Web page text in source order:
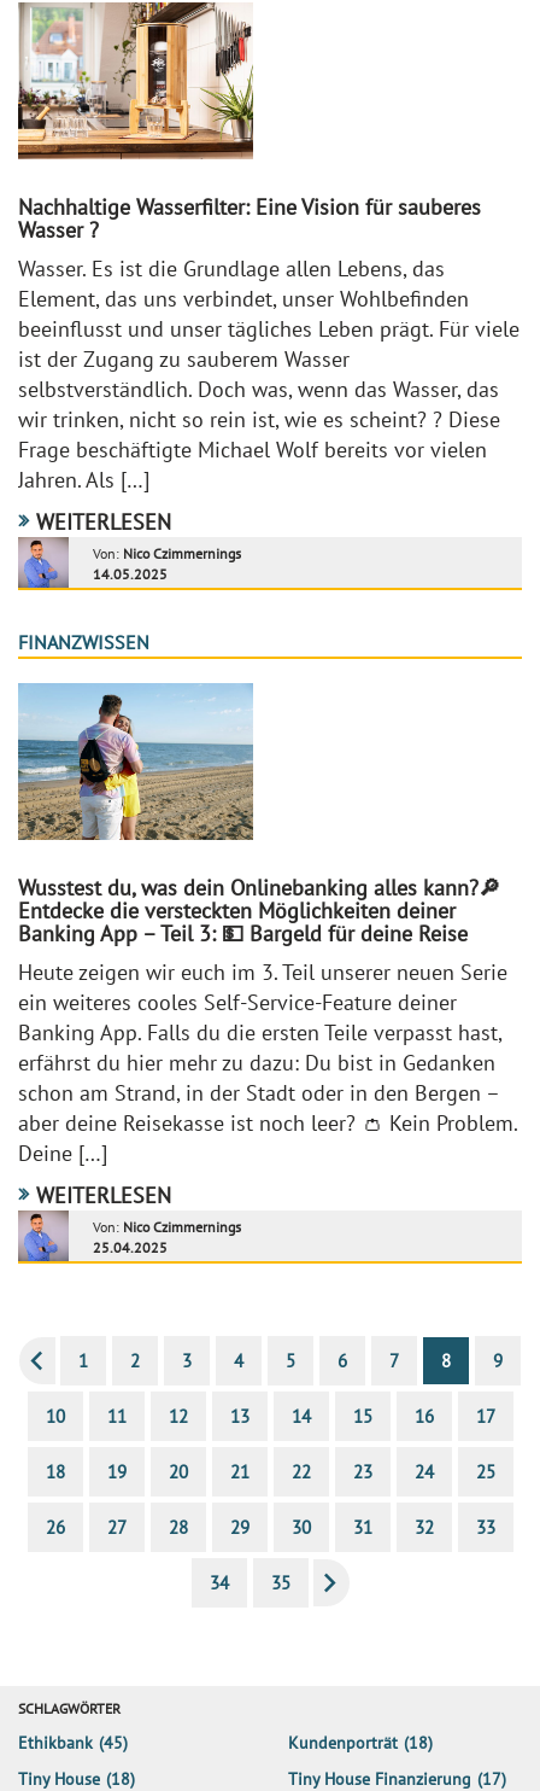
Nachhaltige Wasserfilter: Eine Vision für sauberes
Wasser ?
Wasser. Es ist die Grundlage allen Lebens, das
Element, das uns verbindet, unser Wohlbefinden
beeinflusst und unser tägliches Leben prägt. Für viele
ist der Zugang zu sauberem Wasser
selbstverständlich. Doch was, wenn das Wasser, das
wir trinken, nicht so rein ist, wie es scheint? ? Diese
Frage beschäftigte Michael Wolf bereits vor vielen
Jahren. Als […]
WEITERLESEN
Von: Nico Czimmernings
14.05.2025
FINANZWISSEN
Wusstest du, was dein Onlinebanking alles kann?🔎
Entdecke die versteckten Möglichkeiten deiner
Banking App – Teil 3: 💵 Bargeld für deine Reise
Heute zeigen wir euch im 3. Teil unserer neuen Serie
ein weiteres cooles Self-Service-Feature deiner
Banking App. Falls du die ersten Teile verpasst hast,
erfährst du hier mehr zu dazu: Du bist in Gedanken
schon am Strand, in der Stadt oder in den Bergen –
aber deine Reisekasse ist noch leer? 👛 Kein Problem.
Deine […]
WEITERLESEN
Von: Nico Czimmernings
25.04.2025
1 2 3 4 5 6 7 8 9
10 11 12 13 14 15 16 17
18 19 20 21 22 23 24 25
26 27 28 29 30 31 32 33
34 35
SCHLAGWÖRTER
Ethikbank (45) Kundenporträt (18)
Tiny House (18) Tiny House Finanzierung (17)